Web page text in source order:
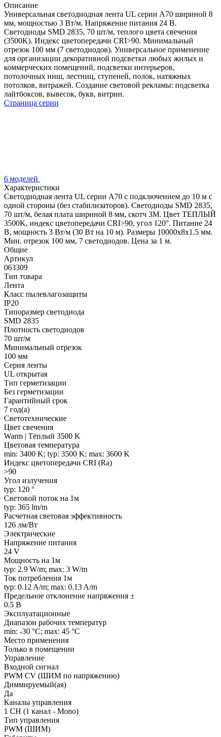
Описание
Универсальная светодиодная лента UL серии A70 шириной 8
мм, мощностью 3 Вт/м. Напряжение питания 24 В.
Светодиоды SMD 2835, 70 шт/м, теплого цвета свечения
(3500K). Индекс цветопередачи CRI>90. Минимальный
отрезок 100 мм (7 светодиодов). Универсальное применение
для организации декоративной подсветки любых жилых и
коммерческих помещений, подсветки интерьеров,
потолочных ниш, лестниц, ступеней, полок, натяжных
потолков, витражей. Создание световой рекламы: подсветка
лайтбоксов, вывесок, букв, витрин.
Страница серии
6 моделей
Характеристики
Светодиодная лента UL серии A70 с подключением до 10 м с
одной стороны (без стабилизаторов). Светодиоды SMD 2835,
70 шт/м, белая плата шириной 8 мм, скотч 3M. Цвет ТЕПЛЫЙ
3500K, индекс цветопередачи CRI>90, угол 120°. Питание 24
В, мощность 3 Вт/м (30 Вт на 10 м). Размеры 10000x8x1.5 мм.
Мин. отрезок 100 мм, 7 светодиодов. Цена за 1 м.
Общие
Артикул
063309
Тип товара
Лента
Класс пылевлагозащиты
IP20
Типоразмер светодиода
SMD 2835
Плотность светодиодов
70 шт/м
Минимальный отрезок
100 мм
Серия ленты
UL открытая
Тип герметизации
Без герметизации
Гарантийный срок
7 год(а)
Светотехнические
Цвет свечения
Warm | Тёплый 3500 K
Цветовая температура
min: 3400 K; typ: 3500 K; max: 3600 K
Индекс цветопередачи CRI (Ra)
>90
Угол излучения
typ: 120 °
Световой поток на 1м
typ: 365 lm/m
Расчетная световая эффективность
126 лм/Вт
Электрические
Напряжение питания
24 V
Мощность на 1м
typ: 2.9 W/m; max: 3 W/m
Ток потребления 1м
typ: 0.12 A/m; max: 0.13 A/m
Предельное отклонение напряжения ±
0.5 В
Эксплуатационные
Диапазон рабочих температур
min: -30 °C; max: 45 °C
Место применения
Только в помещении
Управление
Входной сигнал
PWM СV (ШИМ по напряжению)
Диммируемый(ая)
Да
Каналы управления
1 CH (1 канал - Mono)
Тип управления
PWM (ШИМ)